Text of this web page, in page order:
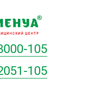
105
105